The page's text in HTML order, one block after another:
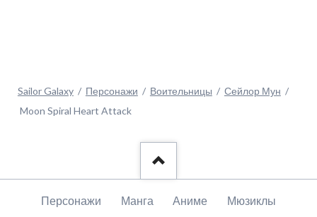
Sailor Galaxy Персонажи Воительницы
Сейлор Мун
Moon Spiral Heart Attack
Пропустить
Персонажи Манга Аниме Мюзиклы